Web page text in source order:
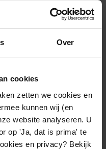
Over
cookies
zetten we cookies en
kunnen wij (en
website analyseren. U
op 'Ja, dat is prima' te
en privacy? Bekijk
aantal zoektips.
aantal zoektips.
het Westfries
deze pagina is het niet
door: